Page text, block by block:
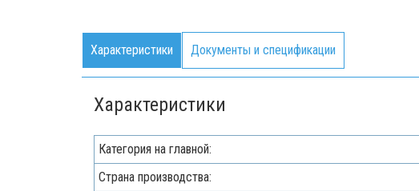
Характеристики Документы и спецификации
Характеристики
Категория на главной:
Страна производства: